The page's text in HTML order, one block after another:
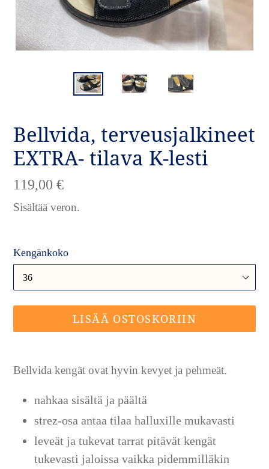
Bellvida, terveusjalkineet
EXTRA- tilava K-lesti
Normaalihinta
119,00 €
Sisältää veron.
Kengänkoko
LISÄÄ OSTOSKORIIN
lisääminen
Bellvida kengät ovat hyvin kevyet ja pehmeät.
nahkaa sisältä ja päältä
strez-osa antaa tilaa halluxille mukavasti
leveät ja tukevat tarrat pitävät kengät
tukevasti jaloissa vaikka pidemmilläkin